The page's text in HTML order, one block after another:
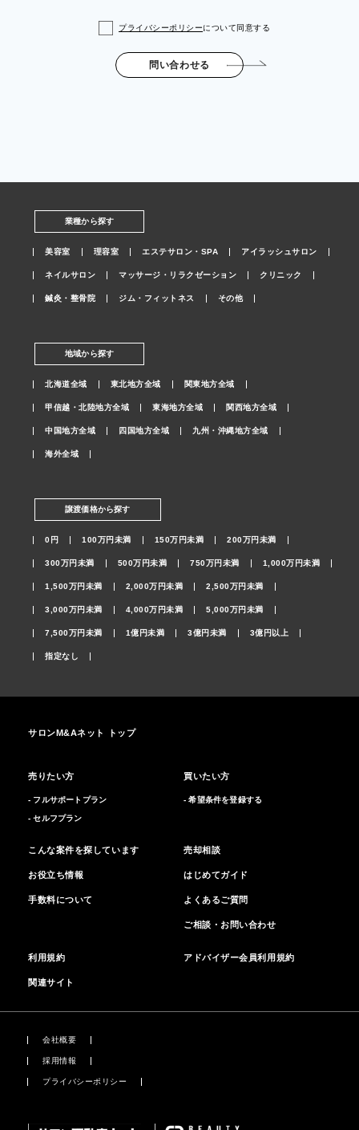
プライバシーポリシーについて同意する
問い合わせる
業種から探す
美容室 理容室 エステサロン・SPA アイラッシュサロン
ネイルサロン マッサージ・リラクゼーション クリニック
鍼灸・整骨院 ジム・フィットネス その他
地域から探す
北海道全域 東北地方全域 関東地方全域
甲信越・北陸地方全域 東海地方全域 関西地方全域
中国地方全域 四国地方全域 九州・沖縄地方全域
海外全域
譲渡価格から探す
0円 100万円未満 150万円未満 200万円未満
300万円未満 500万円未満 750万円未満 1,000万円未満
1,500万円未満 2,000万円未満 2,500万円未満
3,000万円未満 4,000万円未満 5,000万円未満
7,500万円未満 1億円未満 3億円未満 3億円以上
指定なし
サロンM&Aネット トップ
売りたい方
- フルサポートプラン
- セルフプラン
買いたい方
- 希望条件を登録する
こんな案件を探しています
お役立ち情報
手数料について
売却相談
はじめてガイド
よくあるご質問
ご相談・お問い合わせ
利用規約 アドバイザー会員利用規約
関連サイト
会社概要
採用情報
プライバシーポリシー